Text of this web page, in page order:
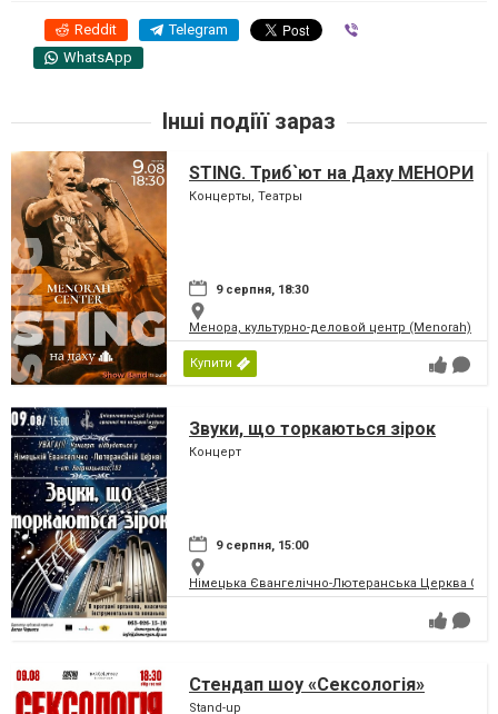
Reddit Telegram
WhatsApp
Інші подіїї зараз
STING. Триб`ют на Даху МЕНОРИ
Концерты, Театры
9 серпня, 18:30
Менора, культурно-деловой центр (Menorah)
Купити
Звуки, що торкаються зірок
Концерт
9 серпня, 15:00
Німецька Євангелічно-Лютеранська Церква
Стендап шоу «Сексологія»
Stand-up